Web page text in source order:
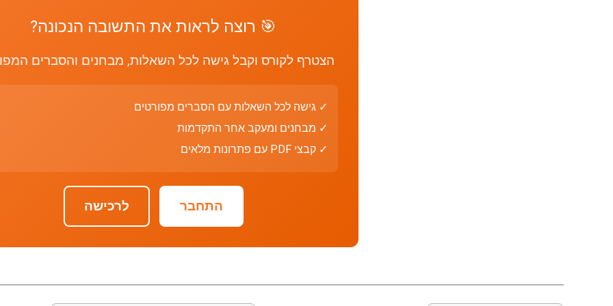
🎯 רוצה לראות את התשובה הנכונה?
הצטרף לקורס וקבל גישה לכל השאלות, מבחנים והסברים
✓ גישה לכל השאלות עם הסברים מפורטים
✓ מבחנים ומעקב אחר התקדמות
✓ קבצי PDF עם פתרונות מלאים
התחבר לרכישה